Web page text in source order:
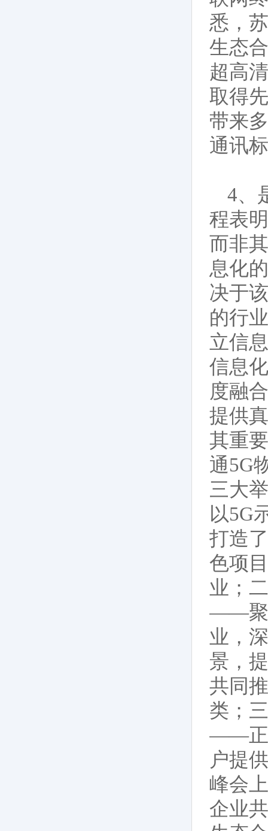
悉，
生态
超高
取得
带来
通讯
4、
程表
而非
息化
决于
的行
立信
信息
度融
提供
其重
通5G
三大
以5G
打造
色项
业；
——聚
业，
景，
共同
类；
——正
户提
峰会
企业